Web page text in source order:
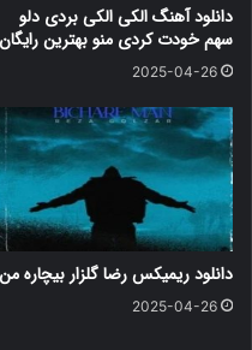
دانلود آهنگ الکی الکی بردی دلو
سهم خودت کردی منو بهترین رایگان
2025-04-26
دانلود ریمیکس رضا گلزار بیچاره من
2025-04-26